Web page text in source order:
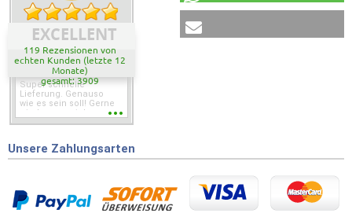
EXCELLENT
119 Rezensionen von
echten Kunden (letzte 12
Monate)
gesamt: 3909
Super schnelle
Lieferung. Genauso
wie es sein soll! Gerne
wieder wenn ich was
Unsere Zahlungsarten